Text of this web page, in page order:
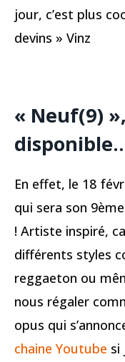
jour, c’est plus
devins » Vinz
« Neuf(9)
En effet, le 18
qui sera son
! Artiste inspiré,
différents styles
reggaeton ou
nous régaler
opus qui
chaine Youtube si